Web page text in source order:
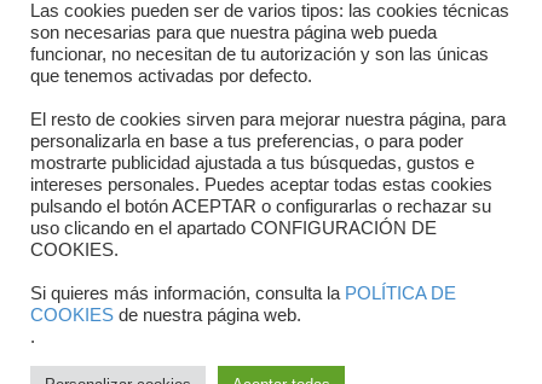
Copyright © 2025 FTCV
Las cookies pueden ser de varios tipos: las cookies técnicas
son necesarias para que nuestra página web pueda
funcionar, no necesitan de tu autorización y son las únicas
que tenemos activadas por defecto.
El resto de cookies sirven para mejorar nuestra página, para
personalizarla en base a tus preferencias, o para poder
mostrarte publicidad ajustada a tus búsquedas, gustos e
intereses personales. Puedes aceptar todas estas cookies
pulsando el botón ACEPTAR o configurarlas o rechazar su
uso clicando en el apartado CONFIGURACIÓN DE
COOKIES.
Si quieres más información, consulta la POLÍTICA DE
COOKIES de nuestra página web.
.